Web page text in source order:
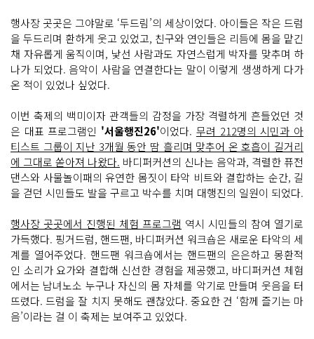
행사장 곳곳은 그야말로 ‘두드림’의 세상이었다. 아이들은 작은 드럼
을 두드리며 환하게 웃고 있었고, 친구와 연인들은 리듬에 몸을 맡긴
채 자유롭게 움직이며, 낯선 사람과도 자연스럽게 박자를 맞추며 하
나가 되었다. 음악이 사람을 연결한다는 말이 이렇게 생생하게 다가
온 적이 있었나 싶었다.
이번 축제의 백미이자 관객들의 감정을 가장 격렬하게 흔들었던 것
은 대표 프로그램인 '서울행진26'이었다. 무려 212명의 시민과 아
티스트 그룹이 지난 3개월 동안 땀 흘리며 맞추어 온 호흡이 길거리
에 그대로 쏟아져 나왔다. 바디퍼커션의 신나는 음악과, 격렬한 퓨전
댄스와 사물놀이패의 유연한 몸짓이 타악 비트와 결합하는 순간, 길
을 걷던 시민들도 발을 구르고 박수를 치며 대행진의 일원이 되었다.
행사장 곳곳에서 진행된 체험 프로그램 역시 시민들의 참여 열기로
가득했다. 핑거드럼, 핸드팬, 바디퍼커션 워크숍은 새로운 타악의 세
계를 열어주었다. 핸드팬 워크숍에서는 핸드팬의 은은하고 몽환적
인 소리가 요가와 결합해 신선한 경험을 제공했고, 바디퍼커션 체험
에서는 남녀노소 누구나 자신의 몸 자체를 악기로 만들며 웃음을 터
뜨렸다. 드럼을 잘 치지 못해도 괜찮았다. 중요한 건 ‘함께 즐기는 마
음’이라는 걸 이 축제는 보여주고 있었다.